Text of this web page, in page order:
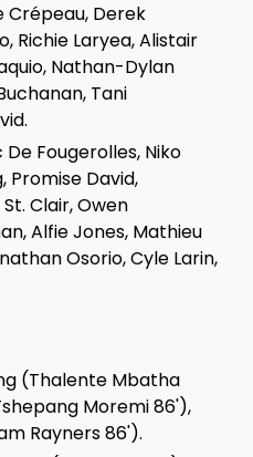
Crépeau, Derek
Richie Laryea, Alistair
Nathan-Dylan
Tani
De Fougerolles, Niko
Promise David,
Clair, Owen
Alfie Jones, Mathieu
Osorio, Cyle Larin,
(Thalente Mbatha
Moremi 86'),
Rayners 86').